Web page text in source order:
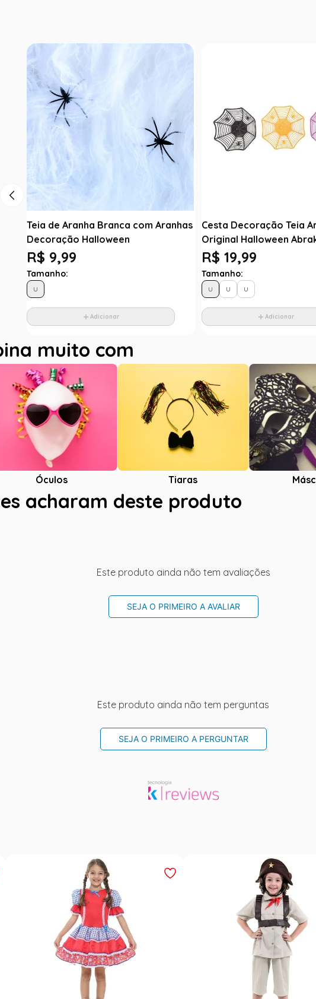
Teia de Aranha Branca com Aranhas
Decoração Halloween
R$ 9,99
Tamanho:
U
Adicionar
Cesta Decoração Teia
Original Halloween
R$ 19,99
Tamanho:
U U U
Adicionar
muito com
Óculos Tiaras
acharam deste produto
Este produto ainda não tem avaliações
SEJA O PRIMEIRO A AVALIAR
Este produto ainda não tem perguntas
SEJA O PRIMEIRO A PERGUNTAR